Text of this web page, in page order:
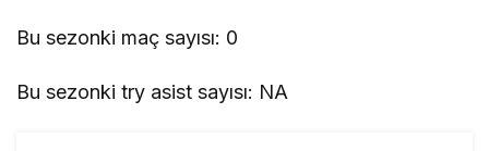
Bu sezonki maç sayısı: 0
Bu sezonki try asist sayısı: NA